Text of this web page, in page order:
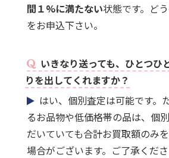
間１%に満たない状態です。ど
をお申込下さい。
いきなり送っても、ひとつひ
りを出してくれますか？
はい、個別査定は可能です。
るお品物や低価格帯の品は、個
だいていても合計お買取額のみ
場合がございます。ご了承くださ